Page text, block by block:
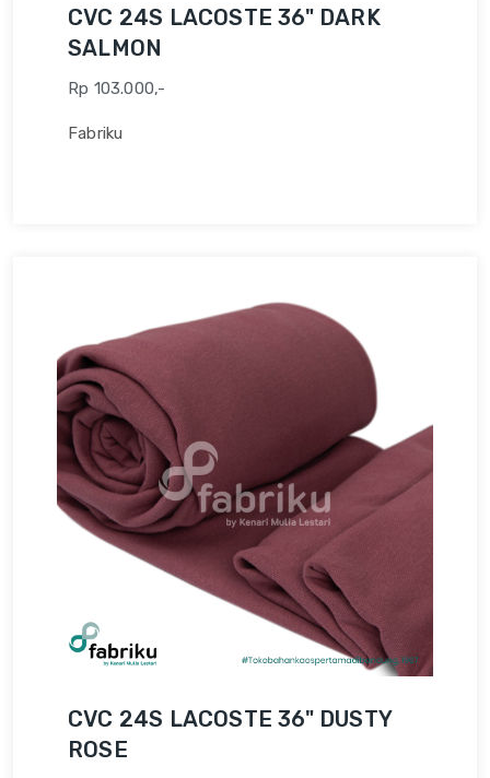
CVC 24S LACOSTE 36" DARK
SALMON
Rp 103.000,-
Fabriku
CVC 24S LACOSTE 36" DUSTY
ROSE